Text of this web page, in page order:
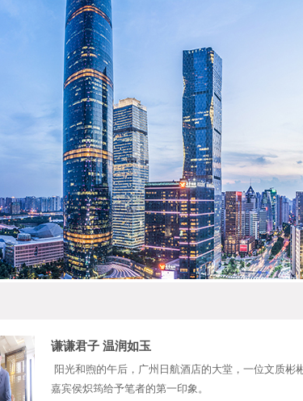
谦谦君子 温润如玉
阳光和煦的午后，广州日航酒店的大堂，一位文质
嘉宾侯炽筠给予笔者的第一印象。